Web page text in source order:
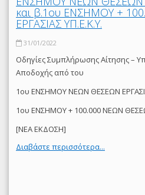
και β.1ου ΕΝΣΗΜΟΥ +
ΕΡΓΑΣΙΑΣ ΥΠ.Ε.Κ.Υ.
31/01/2022
Οδηγίες Συμπλήρωσης Αίτησης –
Αποδοχής από του
1ου ΕΝΣΗΜΟΥ ΝΕΩΝ ΘΕΣΕΩΝ
1ου ΕΝΣΗΜΟΥ + 100.000 ΝΕΩΝ
[ΝΕΑ ΕΚΔΟΣΗ]
Διαβάστε περισσότερα...